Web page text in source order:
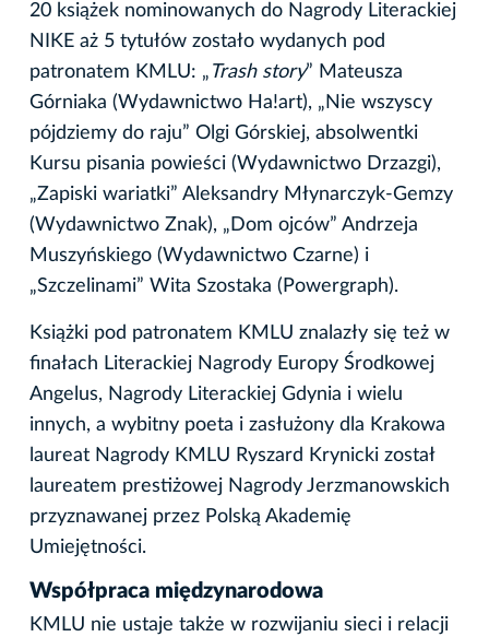
20 książek nominowanych do Nagrody Literackiej
NIKE aż 5 tytułów zostało wydanych pod
patronatem KMLU: „ Trash story” Mateusza
Górniaka (Wydawnictwo Ha!art), „Nie wszyscy
pójdziemy do raju” Olgi Górskiej, absolwentki
Kursu pisania powieści (Wydawnictwo Drzazgi),
„Zapiski wariatki” Aleksandry Młynarczyk-Gemzy
(Wydawnictwo Znak), „Dom ojców” Andrzeja
Muszyńskiego (Wydawnictwo Czarne) i
„Szczelinami” Wita Szostaka (Powergraph).
Książki pod patronatem KMLU znalazły się też w
finałach Literackiej Nagrody Europy Środkowej
Angelus, Nagrody Literackiej Gdynia i wielu
innych, a wybitny poeta i zasłużony dla Krakowa
laureat Nagrody KMLU Ryszard Krynicki został
laureatem prestiżowej Nagrody Jerzmanowskich
przyznawanej przez Polską Akademię
Umiejętności.
Współpraca międzynarodowa
KMLU nie ustaje także w rozwijaniu sieci i relacji